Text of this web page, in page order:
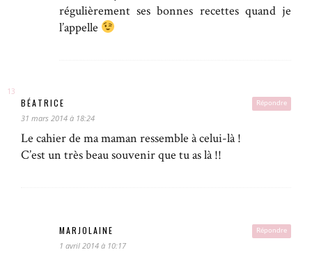
régulièrement ses bonnes recettes quand je
l’appelle
Répondre
BÉATRICE
31 mars 2014 à 18:24
Le cahier de ma maman ressemble à celui-là !
C’est un très beau souvenir que tu as là !!
Répondre
MARJOLAINE
1 avril 2014 à 10:17